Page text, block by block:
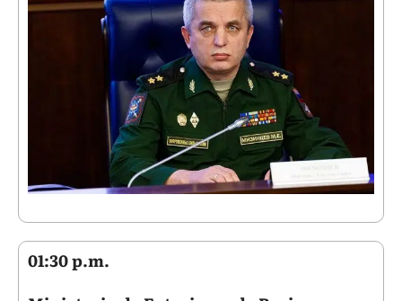
01:30 p.m.